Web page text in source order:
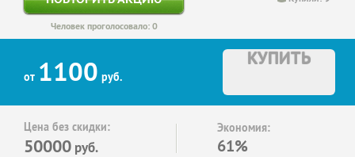
Человек проголосовало: 0
от 1100 руб.
КУПИТЬ
Цена без скидки:
50000 руб.
Экономия:
61%